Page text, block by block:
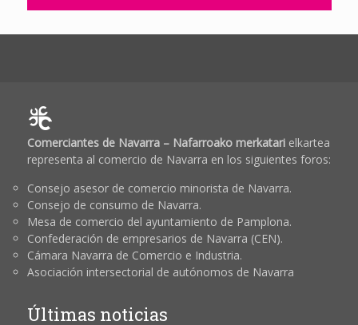
Comerciantes de Navarra – Nafarroako merkatarielkartea
representa al comercio de Navarra en los siguientes foros:
Consejo asesor de comercio minorista de Navarra.
Consejo de consumo de Navarra.
Mesa de comercio del ayuntamiento de Pamplona.
Confederación de empresarios de Navarra (CEN).
Cámara Navarra de Comercio e Industria.
Asociación intersectorial de autónomos de Navarra
Últimas noticias